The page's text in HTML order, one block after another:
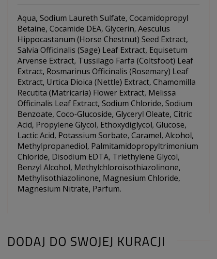
Aqua, Sodium Laureth Sulfate, Cocamidopropyl
Betaine, Cocamide DEA, Glycerin, Aesculus
Hippocastanum (Horse Chestnut) Seed Extract,
Salvia Officinalis (Sage) Leaf Extract, Equisetum
Arvense Extract, Tussilago Farfa (Coltsfoot) Leaf
Extract, Rosmarinus Officinalis (Rosemary) Leaf
Extract, Urtica Dioica (Nettle) Extract, Chamomilla
Recutita (Matricaria) Flower Extract, Melissa
Officinalis Leaf Extract, Sodium Chloride, Sodium
Benzoate, Coco-Glucoside, Glyceryl Oleate, Citric
Acid, Propylene Glycol, Ethoxydiglycol, Glucose,
Lactic Acid, Potassium Sorbate, Caramel, Alcohol,
Methylpropanediol, Palmitamidopropyltrimonium
Chloride, Disodium EDTA, Triethylene Glycol,
Benzyl Alcohol, Methylchloroisothiazolinone,
Methylisothiazolinone, Magnesium Chloride,
Magnesium Nitrate, Parfum.
DODAJ DO SWOJEJ KURACJI